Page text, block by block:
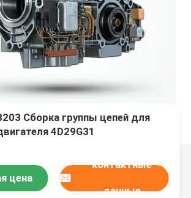
Сборка группы цепей для
4D29G31
цена
контактные
данные